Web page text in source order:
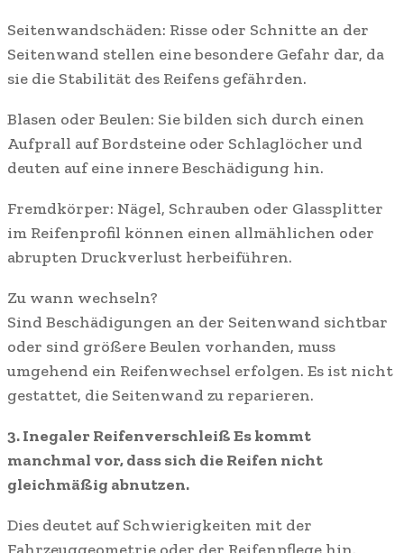
Seitenwandschäden: Risse oder Schnitte an der
Seitenwand stellen eine besondere Gefahr dar, da
sie die Stabilität des Reifens gefährden.
Blasen oder Beulen: Sie bilden sich durch einen
Aufprall auf Bordsteine oder Schlaglöcher und
deuten auf eine innere Beschädigung hin.
Fremdkörper: Nägel, Schrauben oder Glassplitter
im Reifenprofil können einen allmählichen oder
abrupten Druckverlust herbeiführen.
Zu wann wechseln?
Sind Beschädigungen an der Seitenwand sichtbar
oder sind größere Beulen vorhanden, muss
umgehend ein Reifenwechsel erfolgen. Es ist nicht
gestattet, die Seitenwand zu reparieren.
3. Inegaler Reifenverschleiß Es kommt
manchmal vor, dass sich die Reifen nicht
gleichmäßig abnutzen.
Dies deutet auf Schwierigkeiten mit der